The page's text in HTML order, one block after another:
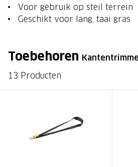
Voor gebruik op steil terrein
Geschikt voor lang, taai gras
Toebehoren
13 Producten